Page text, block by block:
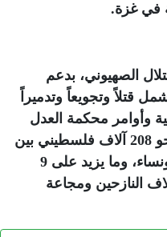
في غزة.
يرتكب الاحتلال الصهيوني، بدعم
قتلاً وتجويعاً وتدميراً
وأوامر محكمة العدل
الدولية بوقفها. وخلفت الإبادة نحو 208 آلاف فلسطيني بين
شهيد وجريح، معظمهم أطفال ونساء، وما يزيد على 9
النازحين ومجاعة